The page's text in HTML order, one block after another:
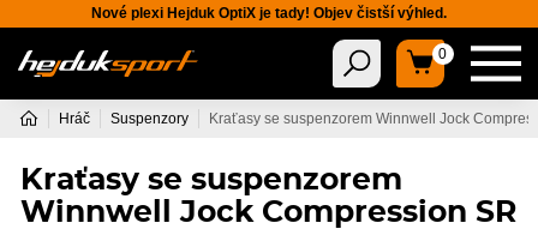
Nové plexi Hejduk OptiX je tady! Objev čistší výhled.
0
Hráč Suspenzory Kraťasy se suspenzorem Winnwell Jock
Kraťasy se suspenzorem
Winnwell Jock Compression SR